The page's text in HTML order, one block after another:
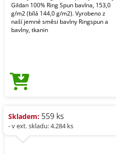
Gildan 100% Ring Spun bavlna, 153,0
g/m2 (bílá 144,0 g/m2). Vyrobeno z
naší jemné směsi bavlny Ringspun a
bavlny, tkanin
Skladem: 559 ks
- v ext. skladu: 4.284 ks